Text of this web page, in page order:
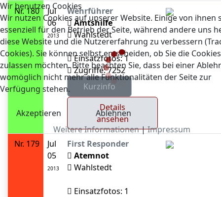
Nr. 180
Jul
06
2013
Wehrführer
Amtshilfe
Wahlstedt
Einsatzfotos: 1
Zugriffe: 7252
Details
ansehen
Nr. 179
Jul
05
2013
First Responder
Atemnot
Wahlstedt
Einsatzfotos: 1
Wir benutzen Cookies
Wir nutzen Cookies auf unserer Website. Einige von ihnen
essenziell für den Betrieb der Seite, während andere uns
diese Website und die Nutzererfahrung zu verbessern
Cookies). Sie können selbst entscheiden, ob Sie die Cookies
zulassen möchten. Bitte beachten Sie, dass bei einer
womöglich nicht mehr alle Funktionalitäten der Seite zur
Verfügung stehen.
Akzeptieren
Ablehnen
Weitere Informationen|Impressum